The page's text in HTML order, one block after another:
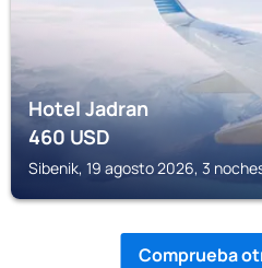
Hotel Jadran
460USD
Sibenik, 19 agosto 2026, 3
Comprueba